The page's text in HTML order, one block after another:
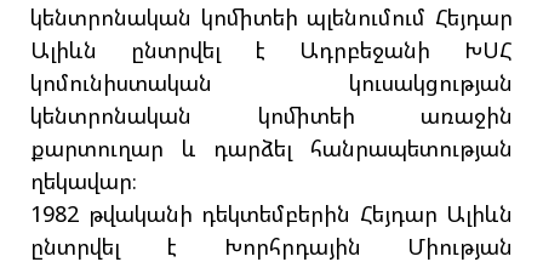
կենտրոնական կոմիտեի պլենումում Հեյդար
Ալիևն ընտրվել է Ադրբեջանի ԽՍՀ
կոմունիստական կուսակցության
կենտրոնական կոմիտեի առաջին
քարտուղար և դարձել հանրապետության
ղեկավար։
1982 թվականի դեկտեմբերին Հեյդար Ալիևն
ընտրվել է Խորհրդային Միության